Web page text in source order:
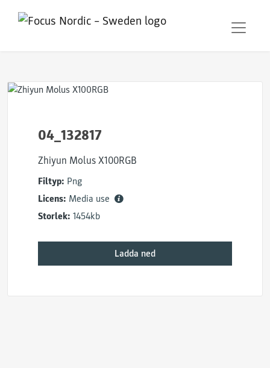
04_132817
Zhiyun Molus X100RGB
Filtyp: Png
Licens: Media use
Storlek: 1454kb
Ladda ned